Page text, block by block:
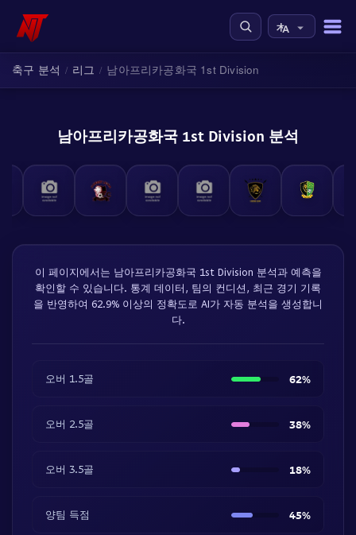
축구 분석 / 리그 / 남아프리카공화국 1st Division
남아프리카공화국 1st Division 분석
이 페이지에서는 남아프리카공화국 1st Division 분석과 예측을
확인할 수 있습니다. 통계 데이터, 팀의 컨디션, 최근 경기 기록
을 반영하여 62.9% 이상의 정확도로 AI가 자동 분석을 생성합니
다.
오버 1.5골 62%
오버 2.5골 38%
오버 3.5골 18%
양팀 득점 45%